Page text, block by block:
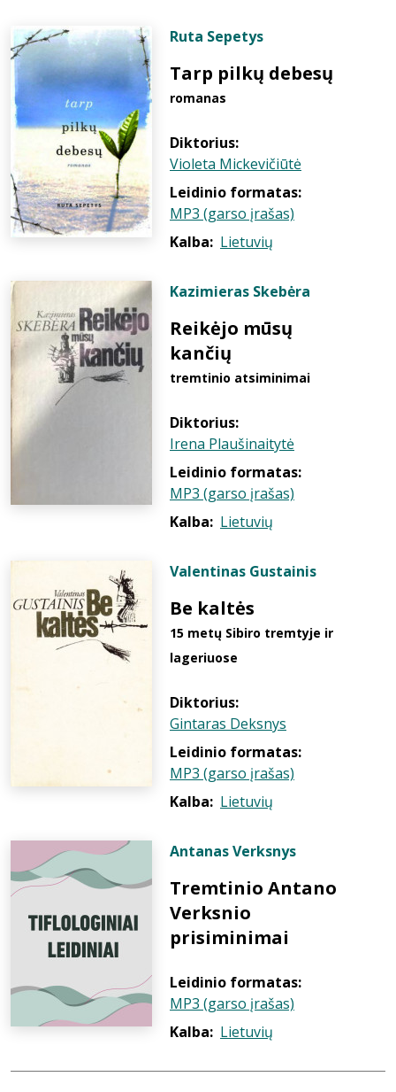
Ruta Sepetys
Tarp pilkų debesų
romanas
Diktorius:
Violeta Mickevičiūtė
Leidinio formatas:
MP3 (garso įrašas)
Kalba: Lietuvių
Kazimieras Skebėra
Reikėjo mūsų
kančių
tremtinio atsiminimai
Diktorius:
Irena Plaušinaitytė
Leidinio formatas:
MP3 (garso įrašas)
Kalba: Lietuvių
Valentinas Gustainis
Be kaltės
15 metų Sibiro tremtyje ir
lageriuose
Diktorius:
Gintaras Deksnys
Leidinio formatas:
MP3 (garso įrašas)
Kalba: Lietuvių
Antanas Verksnys
Tremtinio Antano
Verksnio
prisiminimai
Leidinio formatas:
MP3 (garso įrašas)
Kalba: Lietuvių